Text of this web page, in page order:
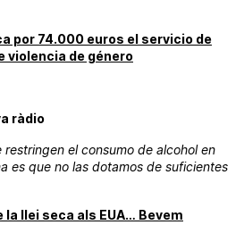
por 74.000 euros el servicio de
violencia de género
ràdio
restringen el consumo de alcohol en
es que no las dotamos de suficientes
la llei seca als EUA… Bevem